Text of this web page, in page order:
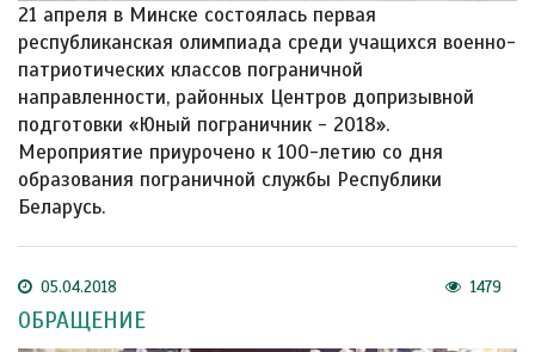
21 апреля в Минске состоялась первая
республиканская олимпиада среди учащихся военно-
патриотических классов пограничной
направленности, районных Центров допризывной
подготовки «Юный пограничник - 2018».
Мероприятие приурочено к 100-летию со дня
образования пограничной службы Республики
Беларусь.
05.04.2018 1479
ОБРАЩЕНИЕ